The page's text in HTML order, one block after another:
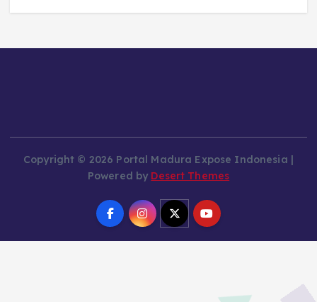
Copyright © 2026 Portal Madura Expose Indonesia |
Powered by Desert Themes